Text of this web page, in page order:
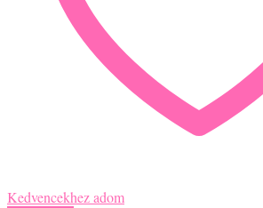
Kedvencekhez adom